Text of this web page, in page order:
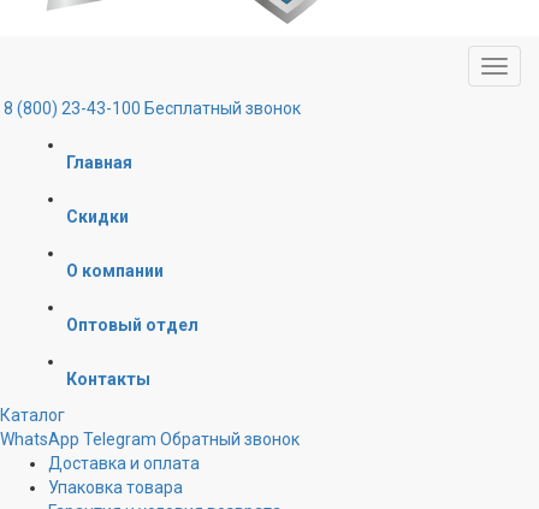
8 (800) 23-43-100 Бесплатный звонок
Главная
Скидки
О компании
Оптовый отдел
Контакты
Каталог
WhatsApp Telegram Обратный звонок
Доставка и оплата
Упаковка товара